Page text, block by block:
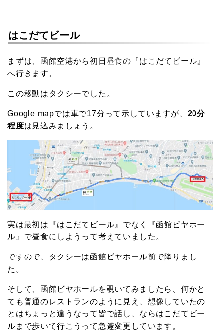
はこだてビール
まずは、函館空港から初日昼食の『はこだてビール』
へ行きます。
この移動はタクシーでした。
Google mapでは車で17分って示していますが、 20分
程度は見込みましょう。
実は最初は『はこだてビール』でなく『函館ビヤホー
ル』で昼食にしようって考えていました。
ですので、タクシーは函館ビヤホール前で降りまし
た。
そして、函館ビヤホールを覗いてみましたら、何かと
ても普通のレストランのように見え、想像していたの
とはちょっと違うなって皆で話し、ならはこだてビー
ルまで歩いて行こうって急遽変更しています。